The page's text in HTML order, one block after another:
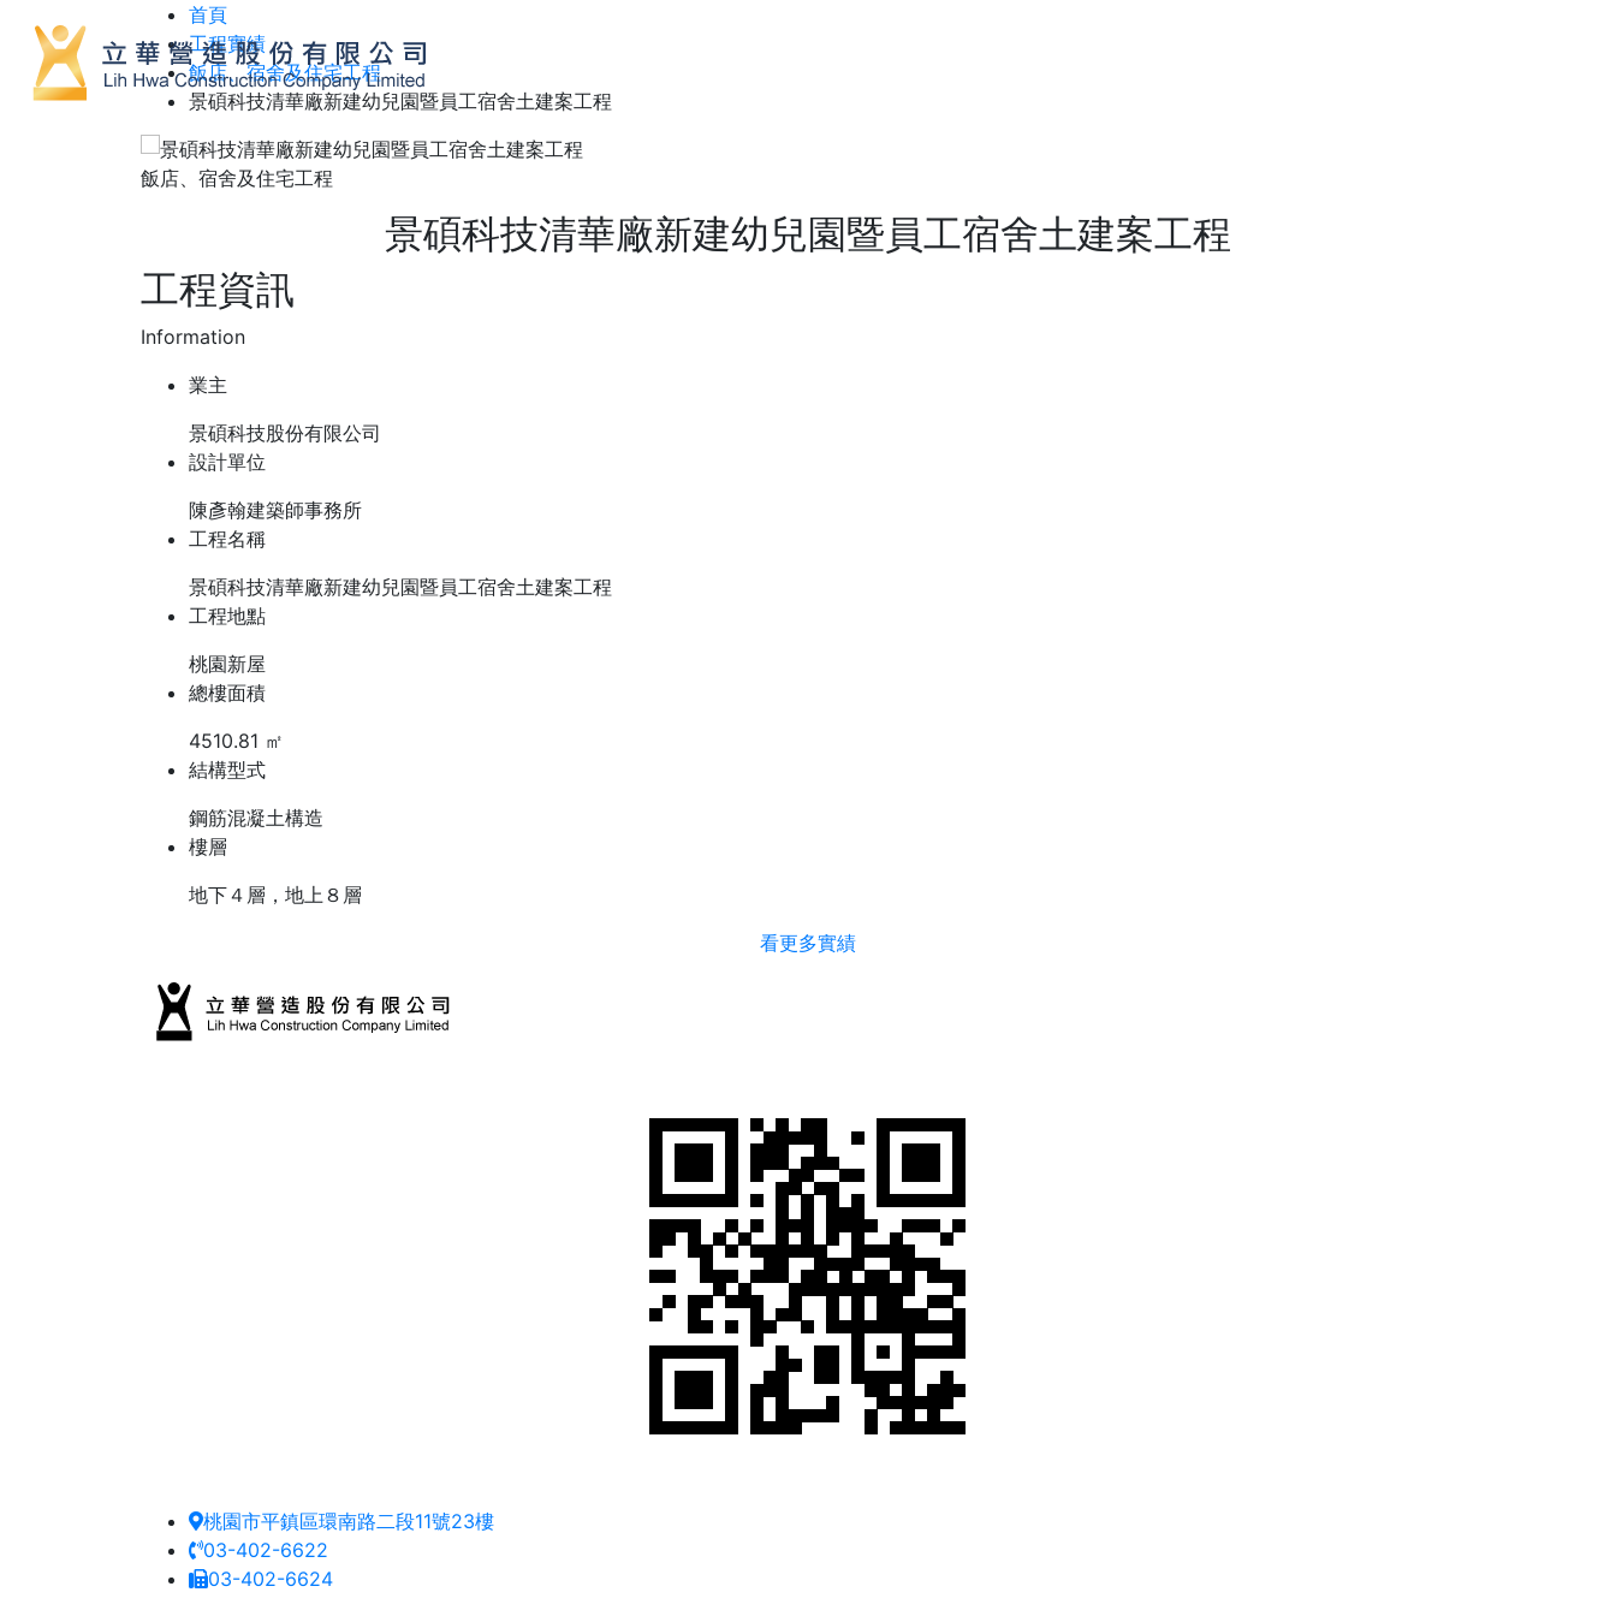
首頁
工程實績
飯店、宿舍及住宅工程
景碩科技清華廠新建幼兒園暨員工宿舍土建案工程
飯店、宿舍及住宅工程
景碩科技清華廠新建幼兒園暨員工宿舍土建案工程
工程資訊
Information
業主
景碩科技股份有限公司
設計單位
陳彥翰建築師事務所
工程名稱
景碩科技清華廠新建幼兒園暨員工宿舍土建案工程
工程地點
桃園新屋
總樓面積
4510.81 ㎡
結構型式
鋼筋混凝土構造
樓層
地下４層，地上８層
看更多實績
桃園市平鎮區環南路二段11號23樓
03-402-6622
03-402-6624